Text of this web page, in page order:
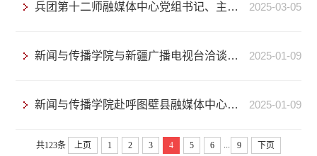
兵团第十二师融媒体中心党组书记、主任罗全一行来我院考察交流 2025-03-05
新闻与传播学院与新疆广播电视台洽谈校企合作 2025-01-09
新闻与传播学院赴呼图壁县融媒体中心开展“宏志助航 兴疆有我”访企拓岗专项行动 2025-01-09
共123条 上页 1 2 3 4 5 6 9 下页